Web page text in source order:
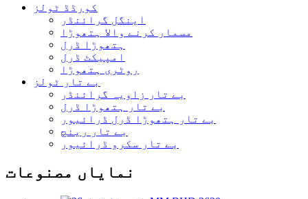
کورڈڈ ٹولز
اینگل گرائنڈر
مسمار کرنے والا ہتھوڑا
ہتھوڑا ڈرل
امپیکٹ ڈرل
روٹری ہتھوڑا
بے تار ٹولز
بے تار زاویہ گرائنڈر
بے تار ہتھوڑا ڈرل
بے تار ہتھوڑا ڈرل ڈرائیور
بے تار رینچ
بے تار سکرو ڈرائیور
نمایاں مصنوعات